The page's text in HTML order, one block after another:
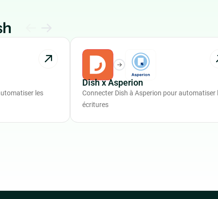
les
Dish x Asperion
Connecter Dish à Asperion pour automatiser
écritures